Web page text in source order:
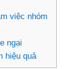
việc nhóm
ngại
hiệu quả